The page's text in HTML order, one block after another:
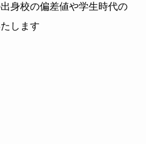
身校の偏差値や学生時代の
します